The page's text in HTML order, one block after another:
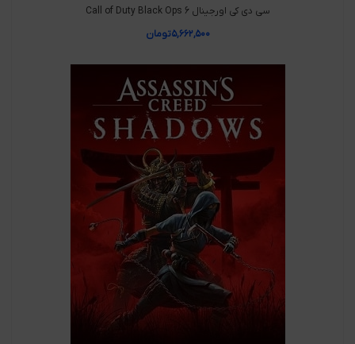
سی دی کی اورجینال Call of Duty Black Ops 6
۵,۶۶۲,۵۰۰تومان